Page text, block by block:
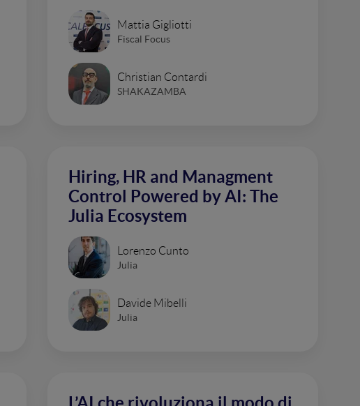
Mattia Gigliotti
Fiscal Focus
Christian Contardi
SHAKAZAMBA
Hiring, HR and Managment
Control Powered by AI: The
Julia Ecosystem
Lorenzo Cunto
Julia
Davide Mibelli
Julia